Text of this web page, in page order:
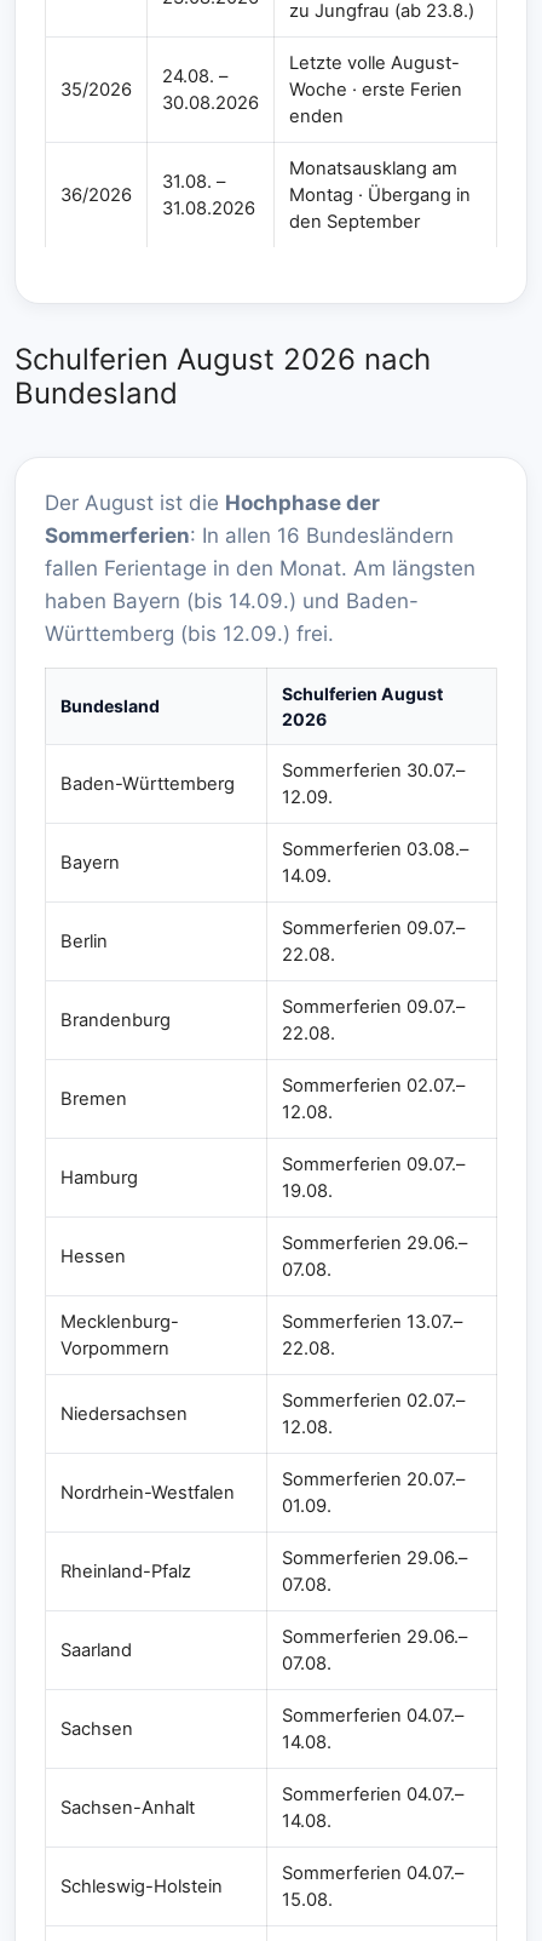
zu Jungfrau (ab 23.8.)
35/2026
24.08. –
30.08.2026
Letzte volle August-
Woche · erste Ferien
enden
36/2026
31.08. –
31.08.2026
Monatsausklang am
Montag · Übergang in
den September
Schulferien August 2026 nach
Bundesland
Der August ist die Hochphase der
Sommerferien: In allen 16 Bundesländern
fallen Ferientage in den Monat. Am längsten
haben Bayern (bis 14.09.) und Baden-
Württemberg (bis 12.09.) frei.
Bundesland
Schulferien August
2026
Baden-Württemberg
Sommerferien 30.07.–
12.09.
Bayern
Sommerferien 03.08.–
14.09.
Berlin
Sommerferien 09.07.–
22.08.
Brandenburg
Sommerferien 09.07.–
22.08.
Bremen
Sommerferien 02.07.–
12.08.
Hamburg
Sommerferien 09.07.–
19.08.
Hessen
Sommerferien 29.06.–
07.08.
Mecklenburg-
Vorpommern
Sommerferien 13.07.–
22.08.
Niedersachsen
Sommerferien 02.07.–
12.08.
Nordrhein-Westfalen
Sommerferien 20.07.–
01.09.
Rheinland-Pfalz
Sommerferien 29.06.–
07.08.
Saarland
Sommerferien 29.06.–
07.08.
Sachsen
Sommerferien 04.07.–
14.08.
Sachsen-Anhalt
Sommerferien 04.07.–
14.08.
Schleswig-Holstein
Sommerferien 04.07.–
15.08.